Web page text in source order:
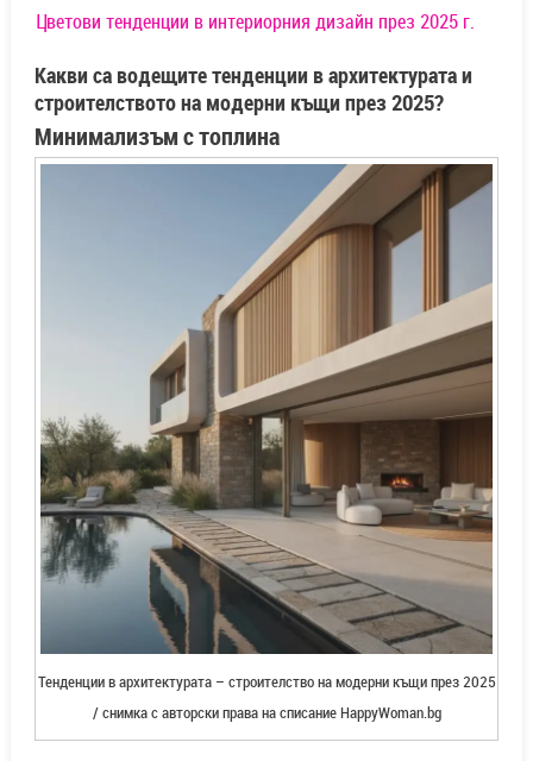
Цветови тенденции в интериорния дизайн през 2025 г.
Какви са водещите тенденции в архитектурата и
строителството на модерни къщи през 2025?
Минимализъм с топлина
Тенденции в архитектурата – строителство на модерни къщи през 2025
/ снимка с авторски права на списание HappyWoman.bg